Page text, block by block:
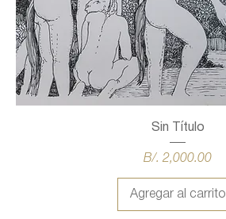
Sin Título
Precio
B/. 2,000.00
Agregar al carrito